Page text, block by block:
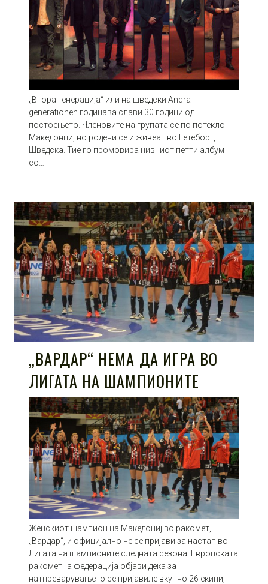
„Втора генерација“ или на шведски Andra
generationen годинава слави 30 години од
постоењето. Членовите на групата се по потекло
Македонци, но родени се и живеат во Гетеборг,
Шведска. Тие го промовира нивниот петти албум
со…
„ВАРДАР“ НЕМА ДА ИГРА ВО
ЛИГАТА НА ШАМПИОНИТЕ
Женскиот шампион на Македониј во ракомет,
„Вардар“, и официјално не се пријави за настап во
Лигата на шампионите следната сезона. Европската
ракометна федерација објави дека за
натпреварувањето се пријавиле вкупно 26 екипи,